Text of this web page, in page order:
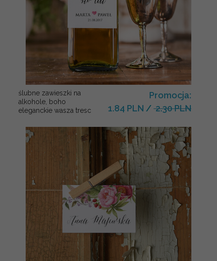
ślubne zawieszki na
alkohole, boho
eleganckie wasza tresc
Promocja:
1.84 PLN / 2.30 PLN